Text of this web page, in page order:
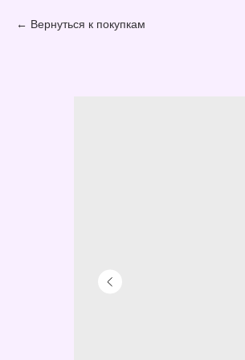
Вернуться к покупкам